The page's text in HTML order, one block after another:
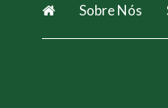
Sobre Nós